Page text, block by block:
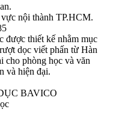
nội thành TP.HCM.
được thiết kế nhằm mục
dọc viết phấn từ Hàn
cho phòng học và văn
và hiện đại.
BAVICO